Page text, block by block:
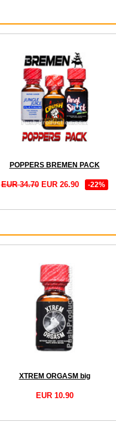
POPPERS BREMEN PACK
EUR 34.70EUR 26.90 -22%
XTREM ORGASM big
EUR 10.90